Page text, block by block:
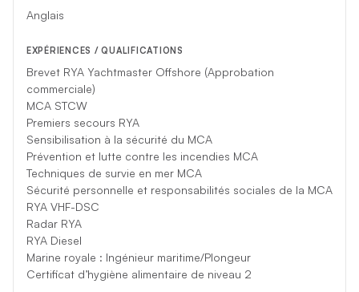
Anglais
EXPÉRIENCES / QUALIFICATIONS
Brevet RYA Yachtmaster Offshore (Approbation
commerciale)
MCA STCW
Premiers secours RYA
Sensibilisation à la sécurité du MCA
Prévention et lutte contre les incendies MCA
Techniques de survie en mer MCA
Sécurité personnelle et responsabilités sociales de la MCA
RYA VHF-DSC
Radar RYA
RYA Diesel
Marine royale : Ingénieur maritime/Plongeur
Certificat d’hygiène alimentaire de niveau 2